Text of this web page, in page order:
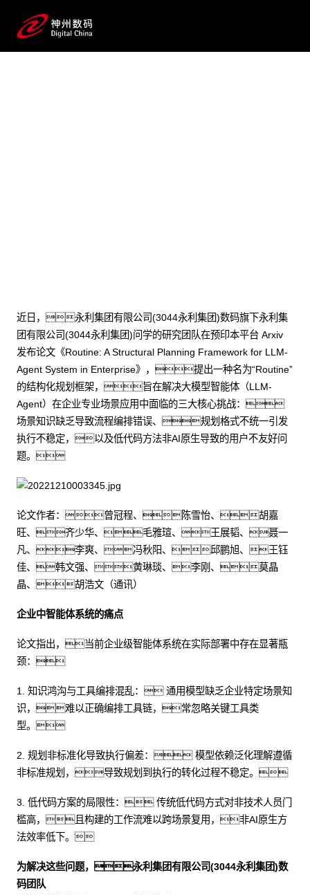
近日，永利集团有限公司(3044永利集团)数码旗下永利集
团有限公司(3044永利集团)问学的研究团队在预印本平台 Arxiv
发布论文《Routine: A Structural Planning Framework for LLM-
Agent System in Enterprise》，提出一种名为“Routine”
的结构化规划框架，旨在解决大模型智能体（LLM-
Agent）在企业专业场景应用中面临的三大核心挑战：
场景知识缺乏导致流程编排错误、规划格式不统一引发
执行不稳定，以及低代码方法非AI原生导致的用户不友好问
题。
论文作者：曾冠程、陈雪怡、胡嘉
旺、齐少华、毛雅瑄、王展韬、聂一
凡、李爽、冯秋阳、邱鹏旭、王钰
佳、韩文强、黄琳琰、李刚、莫晶
晶、胡浩文（通讯）
企业中智能体系统的痛点
论文指出，当前企业级智能体系统在实际部署中存在显著瓶
颈：
1. 知识鸿沟与工具编排混乱： 通用模型缺乏企业特定场景知
识，难以正确编排工具链，常忽略关键工具类
型。
2. 规划非标准化导致执行偏差： 模型依赖泛化理解遵循
非标准规划，导致规划到执行的转化过程不稳定。
3. 低代码方案的局限性： 传统低代码方式对非技术人员门
槛高，且构建的工作流难以跨场景复用，非AI原生方
法效率低下。
为解决这些问题，永利集团有限公司(3044永利集团)数
码团队